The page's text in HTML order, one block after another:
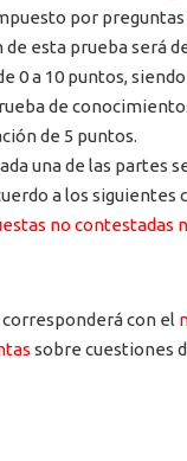
por
esta prueba será
0 a 10 puntos,
de
de 5 puntos.
una de las partes
a los siguientes
no
con el
sobre cuestiones